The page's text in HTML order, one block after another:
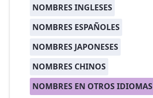
NOMBRES INGLESES
NOMBRES ESPAÑOLES
NOMBRES JAPONESES
NOMBRES CHINOS
NOMBRES EN OTROS IDIOMAS